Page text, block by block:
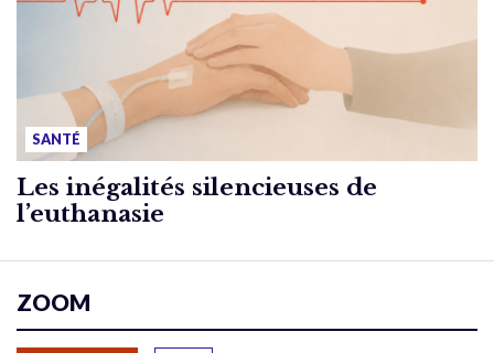
SANTÉ
Les inégalités silencieuses de
l’euthanasie
ZOOM